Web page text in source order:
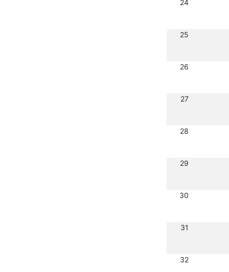
24
25
26
27
28
29
30
31
32